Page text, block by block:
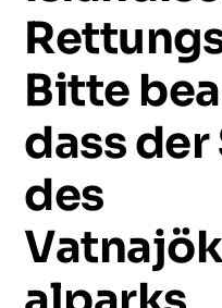
Bitte
dassder
des